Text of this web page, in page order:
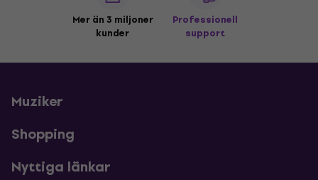
Mer än 3 miljoner
kunder
Professionell
support
Muziker
Shopping
Nyttiga länkar